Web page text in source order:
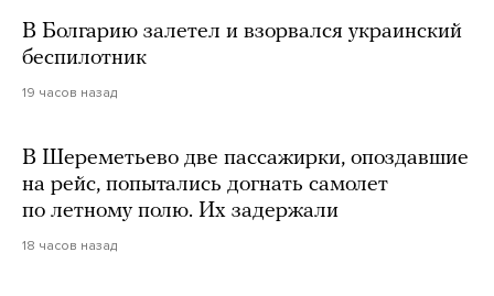
В Болгарию залетел и взорвался украинский
беспилотник
19 часов назад
В Шереметьево две пассажирки, опоздавшие
на рейс, попытались догнать самолет
по летному полю. Их задержали
18 часов назад